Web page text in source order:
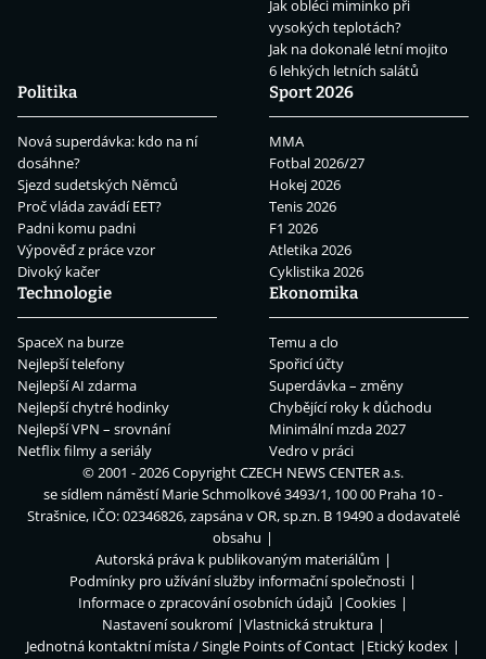
Jak obléci miminko při
vysokých teplotách?
Jak na dokonalé letní mojito
6 lehkých letních salátů
Politika
Nová superdávka: kdo na ní
dosáhne?
Sjezd sudetských Němců
Proč vláda zavádí EET?
Padni komu padni
Výpověď z práce vzor
Divoký kačer
Sport 2026
MMA
Fotbal 2026/27
Hokej 2026
Tenis 2026
F1 2026
Atletika 2026
Cyklistika 2026
Technologie
SpaceX na burze
Nejlepší telefony
Nejlepší AI zdarma
Nejlepší chytré hodinky
Nejlepší VPN – srovnání
Netflix filmy a seriály
Ekonomika
Temu a clo
Spořicí účty
Superdávka – změny
Chybějící roky k důchodu
Minimální mzda 2027
Vedro v práci
© 2001 - 2026 CopyrightCZECH NEWS CENTER a.s.
se sídlem náměstí Marie Schmolkové 3493/1, 100 00 Praha 10 -
Strašnice, IČO: 02346826, zapsána v OR, sp.zn. B 19490 a dodavatelé
obsahu
Autorská práva k publikovaným materiálům
Podmínky pro užívání služby informační společnosti
Informace o zpracování osobních údajů
Cookies
Nastavení soukromí
Vlastnická struktura
Jednotná kontaktní místa / Single Points of Contact
Etický kodex